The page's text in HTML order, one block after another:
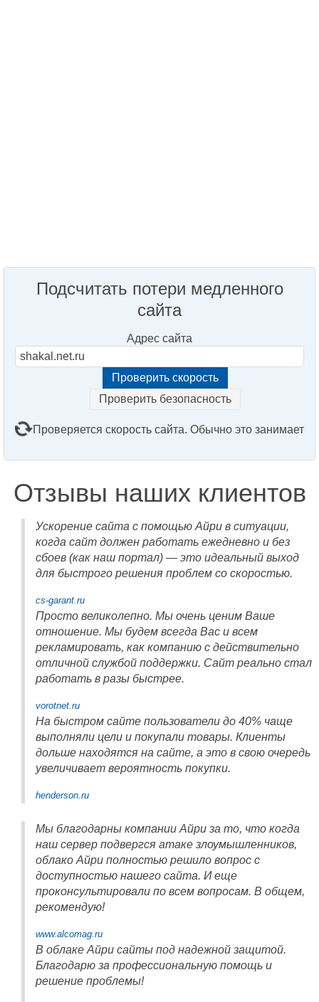
Подсчитать потери медленного
сайта
Адрес сайта
Проверить безопасность
Проверяется скорость сайта. Обычно это занимает
Отзывы наших клиентов
Ускорение сайта с помощью Айри в ситуации,
когда сайт должен работать ежедневно и без
сбоев (как наш портал) — это идеальный выход
для быстрого решения проблем со скоростью.
cs-garant.ru
Просто великолепно. Мы очень ценим Ваше
отношение. Мы будем всегда Вас и всем
рекламировать, как компанию с действительно
отличной службой поддержки. Сайт реально стал
работать в разы быстрее.
vorotnet.ru
На быстром сайте пользователи до 40% чаще
выполняли цели и покупали товары. Клиенты
дольше находятся на сайте, а это в свою очередь
увеличивает вероятность покупки.
henderson.ru
Мы благодарны компании Айри за то, что когда
наш сервер подвергся атаке злоумышленников,
облако Айри полностью решило вопрос с
доступностью нашего сайта. И еще
проконсультировали по всем вопросам. В общем,
рекомендую!
www.alcomag.ru
В облаке Айри сайты под надежной защитой.
Благодарю за профессиональную помощь и
решение проблемы!